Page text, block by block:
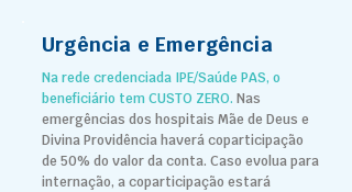
Urgência e Emergência
Na rede credenciada IPE/Saúde PAS, o
beneficiário tem CUSTO ZERO. Nas
emergências dos hospitais Mãe de Deus e
Divina Providência haverá coparticipação
de 50% do valor da conta. Caso evolua para
internação, a coparticipação estará